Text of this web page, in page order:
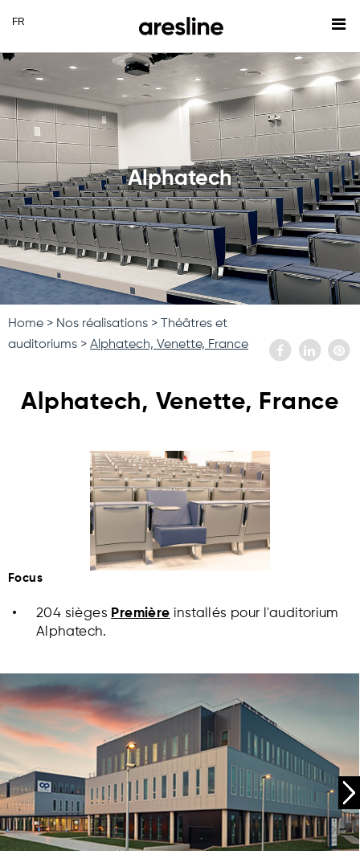
Alphatech
Home Nos réalisations
Théâtres et
auditoriums
Alphatech, Venette, France
Alphatech, Venette, France
Focus
204 sièges Première installés pour l'auditorium
Alphatech.